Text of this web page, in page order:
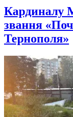
Кардиналу
звання
Тернополя»